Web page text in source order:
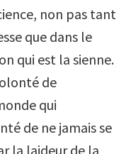
non pas tant
que dans le
qui est la sienne.
de
qui
de ne jamais se
la laideur de la